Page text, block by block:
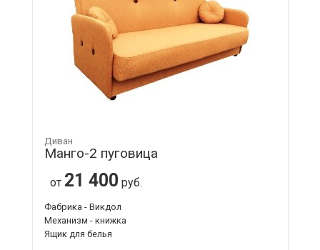
Диван
Манго-2 пуговица
от 21 400 руб.
Фабрика - Викдол
Механизм - книжка
Ящик для белья